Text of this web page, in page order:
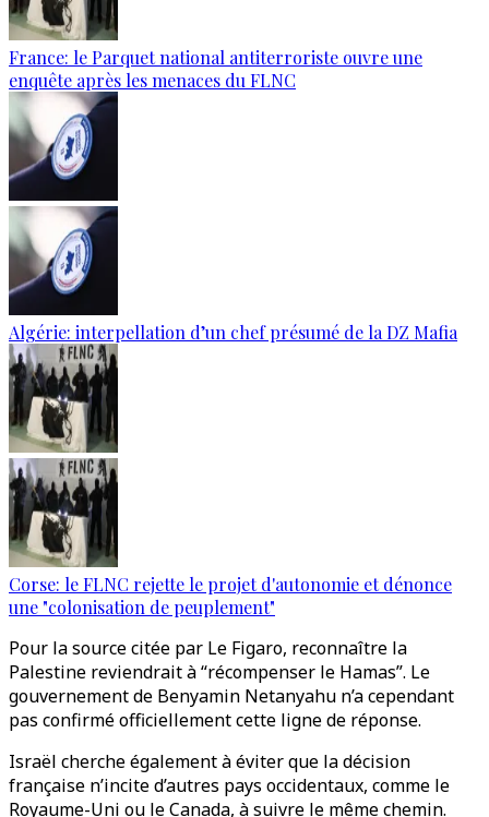
France: le Parquet national antiterroriste ouvre une
enquête après les menaces du FLNC
Algérie: interpellation d’un chef présumé de la DZ Mafia
Corse: le FLNC rejette le projet d'autonomie et dénonce
une "colonisation de peuplement"
Pour la source citée par Le Figaro, reconnaître la
Palestine reviendrait à “récompenser le Hamas”. Le
gouvernement de Benyamin Netanyahu n’a cependant
pas confirmé officiellement cette ligne de réponse.
Israël cherche également à éviter que la décision
française n’incite d’autres pays occidentaux, comme le
Royaume-Uni ou le Canada, à suivre le même chemin.